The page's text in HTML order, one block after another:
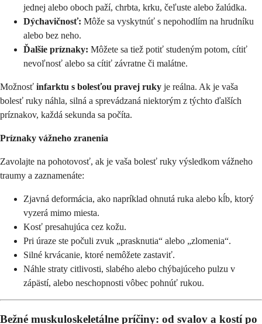
jednej alebo oboch paží, chrbta, krku, čeľuste alebo žalúdka.
Dýchavičnosť: Môže sa vyskytnúť s nepohodlím na hrudníku
alebo bez neho.
Ďalšie príznaky: Môžete sa tiež potiť studeným potom, cítiť
nevoľnosť alebo sa cítiť závratne či malátne.
Možnosť infarktu s bolesťou pravej ruky je reálna. Ak je vaša
bolesť ruky náhla, silná a sprevádzaná niektorým z týchto ďalších
príznakov, každá sekunda sa počíta.
Príznaky vážneho zranenia
Zavolajte na pohotovosť, ak je vaša bolesť ruky výsledkom vážneho
traumy a zaznamenáte:
Zjavná deformácia, ako napríklad ohnutá ruka alebo kĺb, ktorý
vyzerá mimo miesta.
Kosť presahujúca cez kožu.
Pri úraze ste počuli zvuk „prasknutia“ alebo „zlomenia“.
Silné krvácanie, ktoré nemôžete zastaviť.
Náhle straty citlivosti, slabého alebo chýbajúceho pulzu v
zápästí, alebo neschopnosti vôbec pohnúť rukou.
Bežné muskuloskeletálne príčiny: od svalov a kostí po